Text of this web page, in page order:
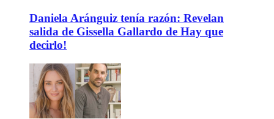
Daniela Aránguiz tenía razón: Revelan
salida de Gissella Gallardo de Hay que
decirlo!